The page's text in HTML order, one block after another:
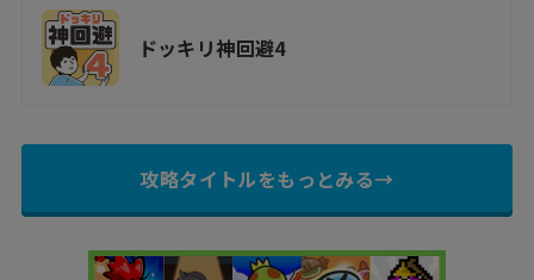
ドッキリ神回避4
攻略タイトルをもっとみる→